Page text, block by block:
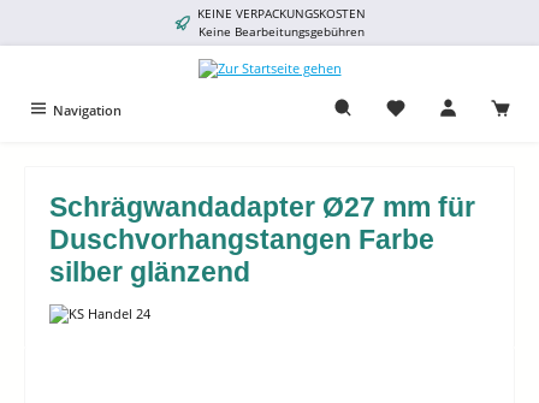
KEINE VERPACKUNGSKOSTEN
Keine Bearbeitungsgebühren
Navigation
Schrägwandadapter Ø27 mm für
Duschvorhangstangen Farbe
silber glänzend